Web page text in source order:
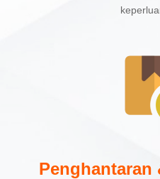
Penghantaran